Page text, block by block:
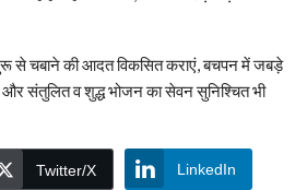
से चबाने की आदत विकसित कराएं, बचपन में जबड़े
संतुलित व शुद्ध भोजन का सेवन सुनिश्चित भी
Twitter/X LinkedIn